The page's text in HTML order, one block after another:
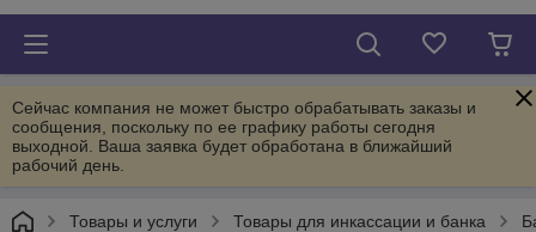
Сейчас компания не может быстро обрабатывать заказы и
сообщения, поскольку по ее графику работы сегодня
выходной. Ваша заявка будет обработана в ближайший
рабочий день.
Товары и услуги Товары для инкассации и банка